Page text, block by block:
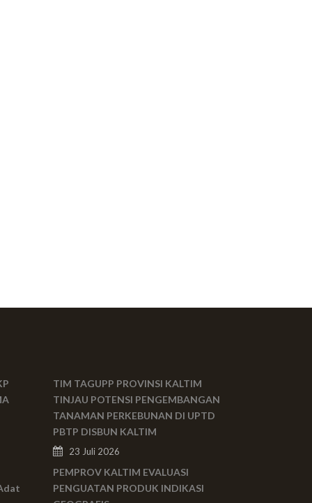
TIM TAGUPP PROVINSI KALTIM
TINJAU POTENSI PENGEMBANGAN
TANAMAN PERKEBUNAN DI UPTD
PBTP DISBUN KALTIM
23 Juli 2026
PEMPROV KALTIM EVALUASI
PENGUATAN PRODUK INDIKASI